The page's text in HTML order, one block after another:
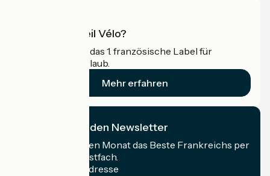
Was ist Accueil Vélo?
Accueil Vélo ist das 1. französische Label für
Radfahrer im Urlaub.
Mehr erfahren
Ich abonniere den Newsletter
Erhalten Sie jeden Monat das Beste Frankreichs per
Rad in Ihrem Postfach.
Meine E-Mail-Adresse